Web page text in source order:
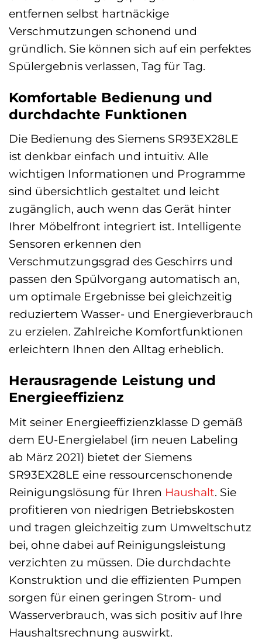
entfernen selbst hartnäckige
Verschmutzungen schonend und
gründlich. Sie können sich auf ein perfektes
Spülergebnis verlassen, Tag für Tag.
Komfortable Bedienung und
durchdachte Funktionen
Die Bedienung des Siemens SR93EX28LE
ist denkbar einfach und intuitiv. Alle
wichtigen Informationen und Programme
sind übersichtlich gestaltet und leicht
zugänglich, auch wenn das Gerät hinter
Ihrer Möbelfront integriert ist. Intelligente
Sensoren erkennen den
Verschmutzungsgrad des Geschirrs und
passen den Spülvorgang automatisch an,
um optimale Ergebnisse bei gleichzeitig
reduziertem Wasser- und Energieverbrauch
zu erzielen. Zahlreiche Komfortfunktionen
erleichtern Ihnen den Alltag erheblich.
Herausragende Leistung und
Energieeffizienz
Mit seiner Energieeffizienzklasse D gemäß
dem EU-Energielabel (im neuen Labeling
ab März 2021) bietet der Siemens
SR93EX28LE eine ressourcenschonende
Reinigungslösung für Ihren Haushalt. Sie
profitieren von niedrigen Betriebskosten
und tragen gleichzeitig zum Umweltschutz
bei, ohne dabei auf Reinigungsleistung
verzichten zu müssen. Die durchdachte
Konstruktion und die effizienten Pumpen
sorgen für einen geringen Strom- und
Wasserverbrauch, was sich positiv auf Ihre
Haushaltsrechnung auswirkt.